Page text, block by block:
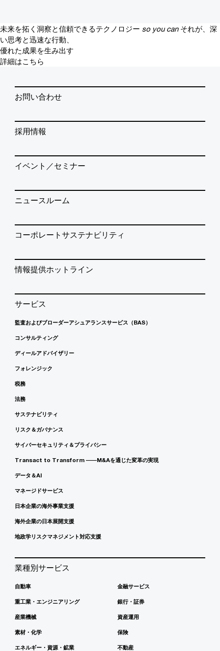
未来を拓く洞察と信頼できるテクノロジー so you can それが、深
い思考と迅速な行動、
優れた成果を生み出す
詳細はこちら
お問い合わせ
採用情報
イベント／セミナー
ニュースルーム
コーポレートサステナビリティ
情報提供ホットライン
サービス
監査およびブローダーアシュアランスサービス（BAS）
コンサルティング
ディールアドバイザリー
フォレンジック
税務
法務
サステナビリティ
リスク＆ガバナンス
サイバーセキュリティ＆プライバシー
Transact to Transform ――M&Aを通じた変革の実現
データ＆AI
マネージドサービス
日本企業の海外事業支援
海外企業の日本展開支援
地政学リスクマネジメント対応支援
業種別サービス
自動車
重工業・エンジニアリング
産業機械
素材・化学
エネルギー・資源・鉱業
金融サービス
銀行・証券
資産運用
保険
不動産